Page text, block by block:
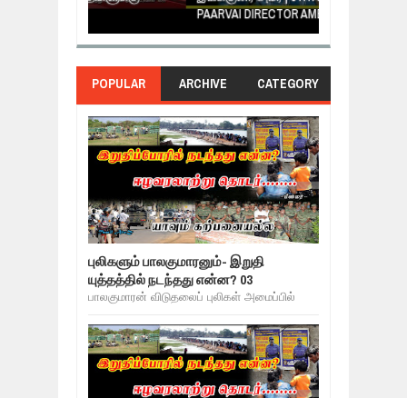
PAARVAI DIRECTOR AMEER
POPULAR ARCHIVE CATEGORY
புலிகளும் பாலகுமாரனும்- இறுதி
யுத்தத்தில் நடந்தது என்ன? 03
பாலகுமாரன் விடுதலைப் புலிகள் அமைப்பில்